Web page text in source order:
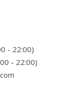
- 22:00)
- 22:00)